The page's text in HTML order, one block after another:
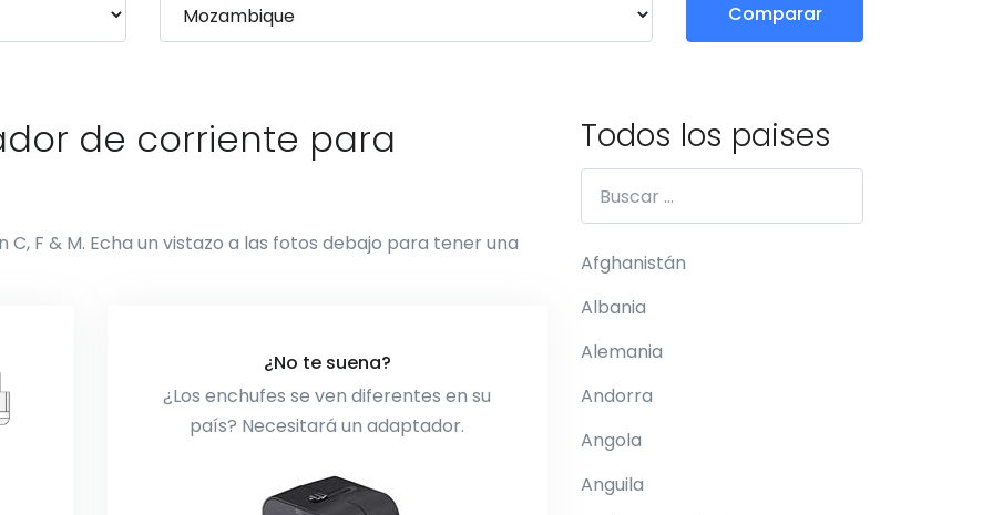
Comparar
de corriente para
C, F & M. Echa un vistazo a las fotos debajo para tener una
¿No te suena?
¿Los enchufes se ven diferentes en su
país? Necesitará un adaptador.
Todos los paises
Afghanistán
Albania
Alemania
Andorra
Angola
Anguila